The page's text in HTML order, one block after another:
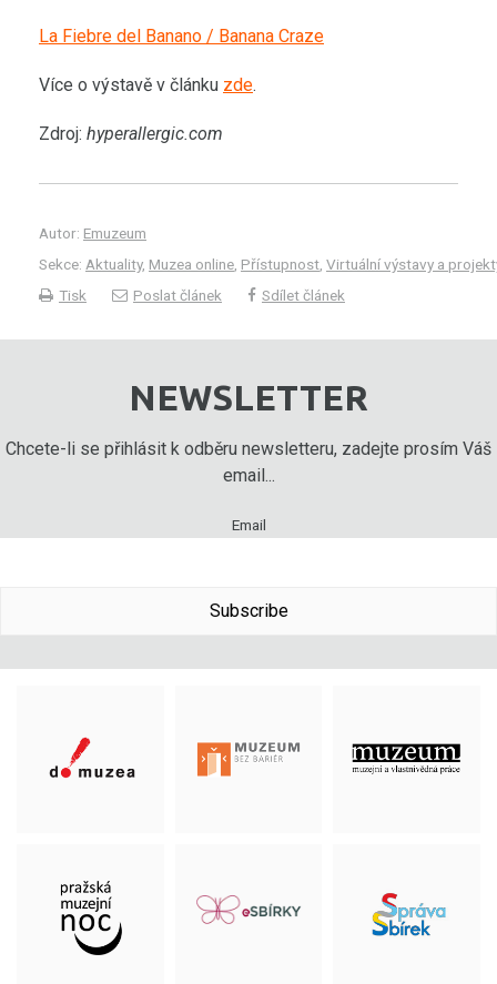
La Fiebre del Banano / Banana Craze
Více o výstavě v článku zde.
Zdroj: hyperallergic.com
Autor: Emuzeum
Sekce: Aktuality, Muzea online, Přístupnost, Virtuální výstavy a
Tisk
Poslat článek Sdílet článek
NEWSLETTER
Chcete-li se přihlásit k odběru newsletteru, zadejte prosím Váš
email...
Email
Subscribe